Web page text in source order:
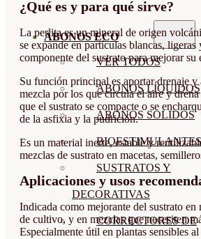
ABONOS ECO
VER TODOS
ABONOS LÍQUIDOS
ABONOS SOLIDOS
BIOESTIMULANTES
SUSTRATOS Y
DECORATIVAS
CORRECTORES DE
¿Qué es y para qué sirve?
La perlita es un mineral de origen
se expande en partículas blancas, ligeras
componente del sustrato para mejorar su
Su función principal es aportar drenaje y
mezcla por los que circula el aire y
que el sustrato se compacte o se
de la asfixia y la pudrición.
Es un material inerte, estable y
mezclas de sustrato en macetas,
Aplicaciones y usos
Indicada como mejorante del sustrato en
de cultivo, y en mezclas que necesiten
Especialmente útil en plantas sensibles